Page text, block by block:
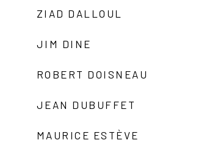
ZIAD DALLOUL
JIM DINE
ROBERT DOISNEAU
JEAN DUBUFFET
MAURICE ESTÈVE